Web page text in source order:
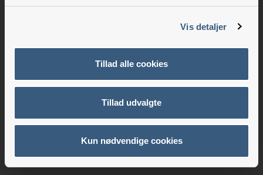
Vis detaljer
Tillad alle cookies
Tillad udvalgte
Kun nødvendige cookies